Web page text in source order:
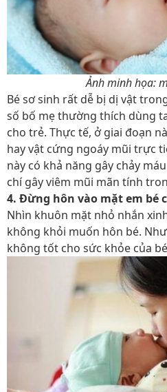
Ảnh minh họa:
Bé sơ sinh rất dễ bị dị vật
số bố mẹ thường thích dùng
cho trẻ. Thực tế, ở giai đoạn
hay vật cứng ngoáy mũi trực
này có khả năng gây chảy
chí gây viêm mũi mãn tính
4. Đừng hôn vào mặt em bé
Nhìn khuôn mặt nhỏ nhắn
không khỏi muốn hôn bé.
không tốt cho sức khỏe của